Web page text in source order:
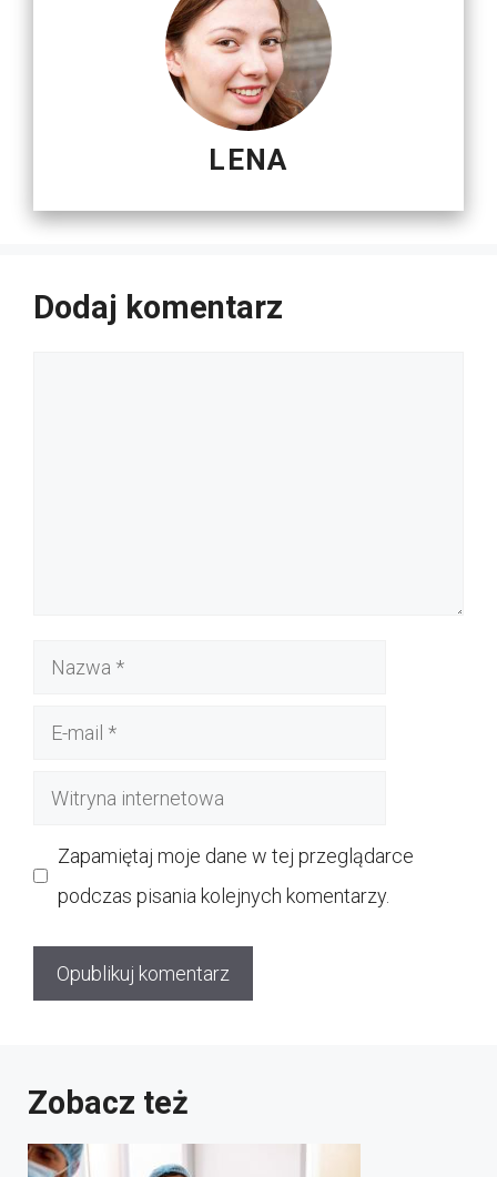
LENA
Dodaj komentarz
Nazwa
Witryna
Zapamiętaj moje dane w tej przeglądarce
podczas pisania kolejnych komentarzy.
Zobacz też